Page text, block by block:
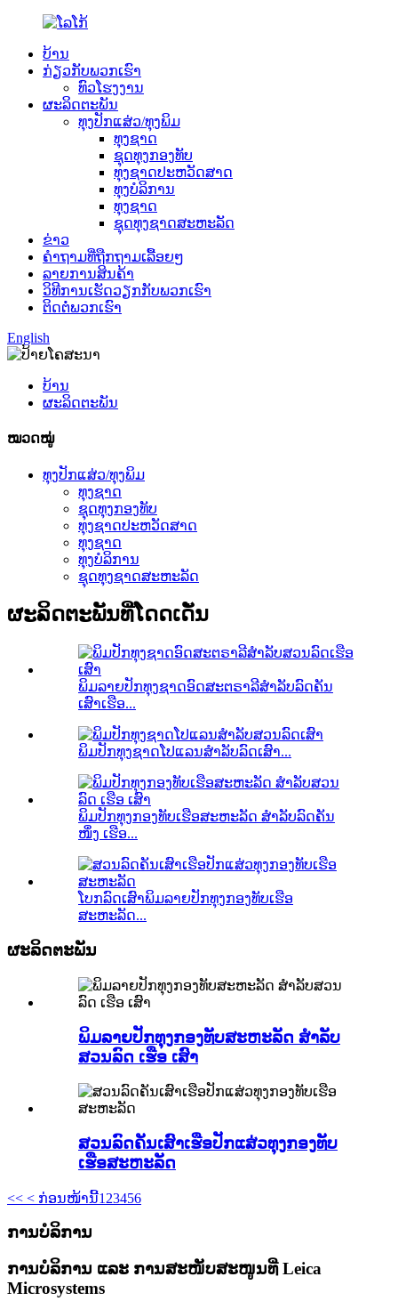
ບ້ານ
ກ່ຽວກັບພວກເຮົາ
ທົວໂຮງງານ
ຜະລິດຕະພັນ
ທຸງປັກແສ່ວ/ທຸງພິມ
ທຸງຊາດ
ຊຸດທຸງກອງທັບ
ທຸງຊາດປະຫວັດສາດ
ທຸງບໍລິການ
ທຸງຊາດ
ຊຸດທຸງຊາດສະຫະລັດ
ຂ່າວ
ຄຳຖາມທີ່ຖືກຖາມເລື້ອຍໆ
ລາຍການສິນຄ້າ
ວິທີການເຮັດວຽກກັບພວກເຮົາ
ຕິດຕໍ່ພວກເຮົາ
English
ບ້ານ
ຜະລິດຕະພັນ
ໝວດໝູ່
ທຸງປັກແສ່ວ/ທຸງພິມ
ທຸງຊາດ
ຊຸດທຸງກອງທັບ
ທຸງຊາດປະຫວັດສາດ
ທຸງຊາດ
ທຸງບໍລິການ
ຊຸດທຸງຊາດສະຫະລັດ
ຜະລິດຕະພັນທີ່ໂດດເດັ່ນ
ພິມລາຍປັກທຸງຊາດອົດສະຕຣາລີສຳລັບລົດຄັນ
ເສົາເຮືອ...
ພິມປັກທຸງຊາດໂປແລນສຳລັບລົດເສົາ...
ພິມປັກທຸງກອງທັບເຮືອສະຫະລັດ ສຳລັບລົດຄັນ
ໜຶ່ງ ເຮືອ...
ໂບກລົດເສົາພິມລາຍປັກທຸງກອງທັບເຮືອ
ສະຫະລັດ...
ຜະລິດຕະພັນ
ພິມລາຍປັກທຸງກອງທັບສະຫະລັດ ສຳລັບ
ສວນລົດ ເຮືອ ເສົາ
ສວນລົດຄັນເສົາເຮືອປັກແສ່ວທຸງກອງທັບ
ເຮືອສະຫະລັດ
<< < ກ່ອນໜ້ານີ້1 23456
ການບໍລິການ
ການບໍລິການ ແລະ ການສະໜັບສະໜູນທີ່ Leica
Microsystems